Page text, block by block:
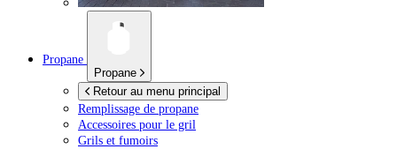
Propane
Propane
Retour au menu principal
Remplissage de propane
Accessoires pour le gril
Grils et fumoirs